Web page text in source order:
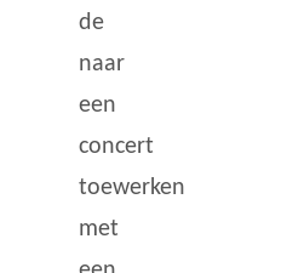
de
naar
een
concert
toewerken
met